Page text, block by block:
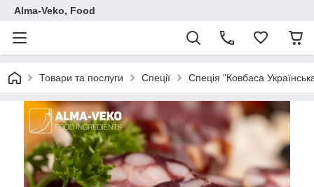
Аlma-Veko, Food
Товари та послуги Спеції Спеція "Ковбаса